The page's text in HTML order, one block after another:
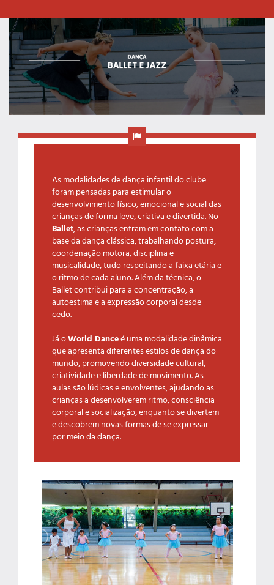
As modalidades de dança infantil do clube
foram pensadas para estimular o
desenvolvimento físico, emocional e social das
crianças de forma leve, criativa e divertida. No
Ballet, as crianças entram em contato com a
base da dança clássica, trabalhando postura,
coordenação motora, disciplina e
musicalidade, tudo respeitando a faixa etária e
o ritmo de cada aluno. Além da técnica, o
Ballet contribui para a concentração, a
autoestima e a expressão corporal desde
cedo.
Já oWorld Danceé uma modalidade dinâmica
que apresenta diferentes estilos de dança do
mundo, promovendo diversidade cultural,
criatividade e liberdade de movimento. As
aulas são lúdicas e envolventes, ajudando as
crianças a desenvolverem ritmo, consciência
corporal e socialização, enquanto se divertem
e descobrem novas formas de se expressar
por meio da dança.